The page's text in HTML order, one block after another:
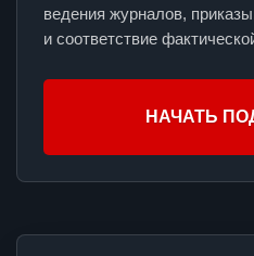
ведения журналов,
и соответствие
НАЧАТЬ